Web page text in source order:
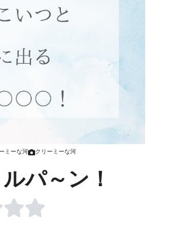
ミーな河 クリーミーな河
パ～ン！